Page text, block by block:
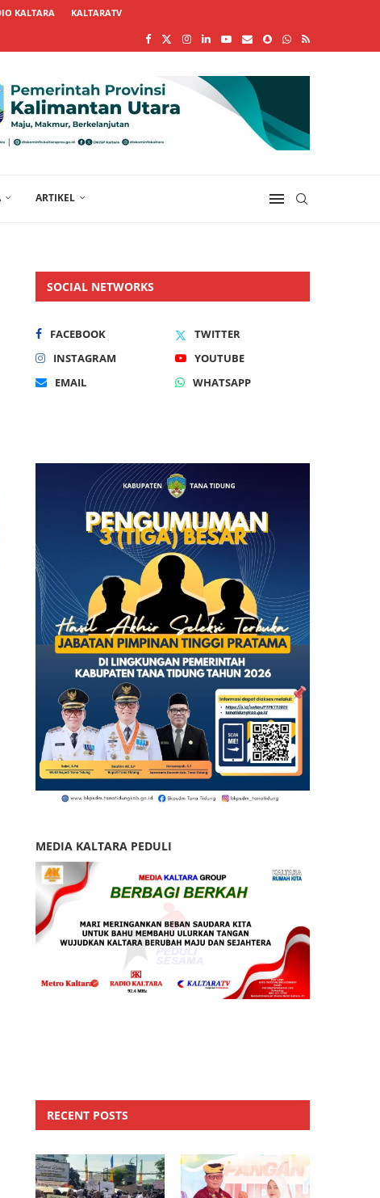
KALTARA KALTARATV
ARTIKEL
SOCIAL NETWORKS
FACEBOOK
TWITTER
INSTAGRAM
YOUTUBE
EMAIL
WHATSAPP
MEDIA KALTARA PEDULI
RECENT POSTS